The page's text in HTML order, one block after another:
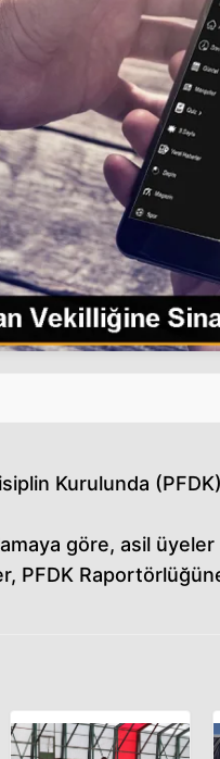
Kurulunda
göre, asil
PFDK